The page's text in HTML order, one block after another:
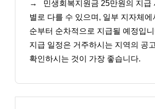
→
민생회복지원금 25만원의 지급
별로 다를 수 있으며, 일부 지자체에
순부터 순차적으로 지급될 예정입
지급 일정은 거주하시는 지역의 공
확인하시는 것이 가장 좋습니다.